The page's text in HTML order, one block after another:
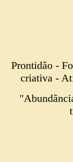
Prontidão -
criativa -